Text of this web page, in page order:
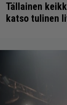
Tällainen
katso tulinen